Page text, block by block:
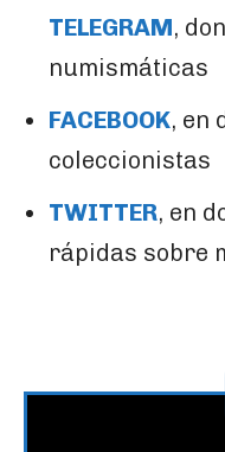
TELEGRAM,
numismáticas
FACEBOOK, en
coleccionistas
TWITTER, en
rápidas sobre